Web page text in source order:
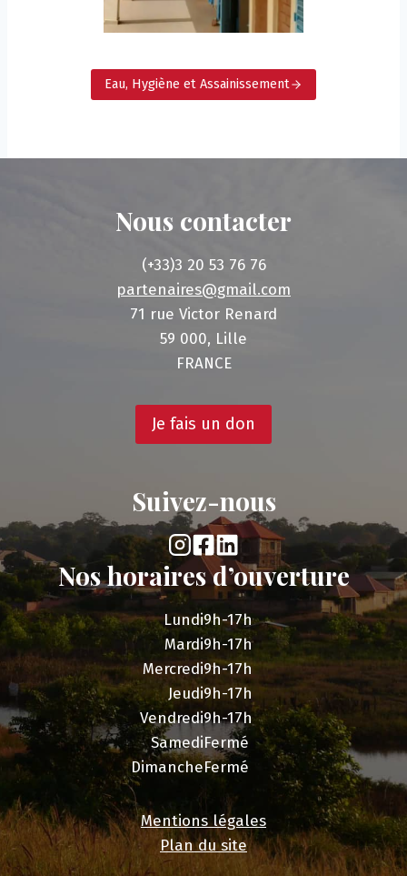
Eau, Hygiène et Assainissement
Nous contacter
(+33)3 20 53 76 76
partenaires@gmail.com
71 rue Victor Renard
59 000, Lille
FRANCE
Je fais un don
Suivez-nous
Nos horaires d’ouverture
Lundi
Mardi
Mercredi
Jeudi
Vendredi
Samedi
Dimanche
9h-17h
9h-17h
9h-17h
9h-17h
9h-17h
Fermé
Fermé
Mentions légales
Plan du site